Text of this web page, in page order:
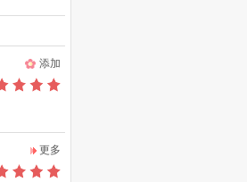
添加
更多